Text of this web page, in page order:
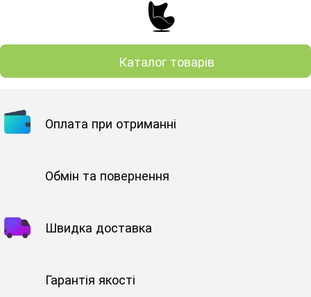
Каталог товарів
Оплата при отриманні
Обмін та повернення
Швидка доставка
Гарантія якості